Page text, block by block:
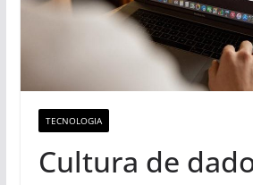
TECNOLOGIA
Cultura de